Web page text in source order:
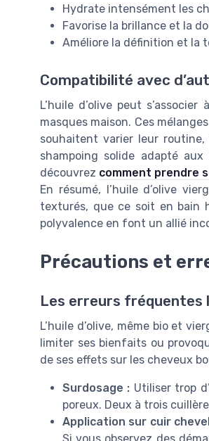
Hydrate intensément les
Favorise la brillance et la
Améliore la définition et la
Compatibilité avec
L’huile d’olive peut
masques maison. Ces
souhaitent varier leur routine,
shampoing solide adapté
découvrez comment prendre
En résumé, l’huile d’olive
texturés, que ce soit en bain
polyvalence en font un allié
Précautions et
Les erreurs fréquentes
L’huile d’olive, même bio et
limiter ses bienfaits ou
de ses effets sur les cheveux
Surdosage : Utiliser trop
poreux. Deux à trois
Application sur cuir